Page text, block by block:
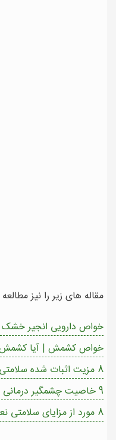
مقاله های زیر را نیز
خواص دارویی انجیر خشک
خواص کشمش | آیا
8 مزیت اثبات شده سلامتی خرما | خواص خرما
9 خاصیت چشمگیر درمانی زرشک
8 مورد از مزایای سلامتی نعناع